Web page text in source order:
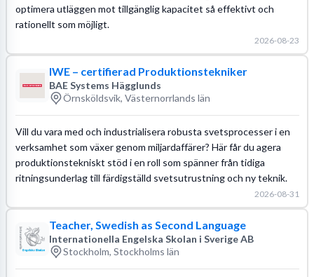
optimera utläggen mot tillgänglig kapacitet så effektivt och
rationellt som möjligt.
2026-08-23
IWE – certifierad Produktionstekniker
BAE Systems Hägglunds
Örnsköldsvik, Västernorrlands län
Vill du vara med och industrialisera robusta svetsprocesser i en
verksamhet som växer genom miljardaffärer? Här får du agera
produktionstekniskt stöd i en roll som spänner från tidiga
ritningsunderlag till färdigställd svetsutrustning och ny teknik.
2026-08-31
Teacher, Swedish as Second Language
Internationella Engelska Skolan i Sverige AB
Stockholm, Stockholms län